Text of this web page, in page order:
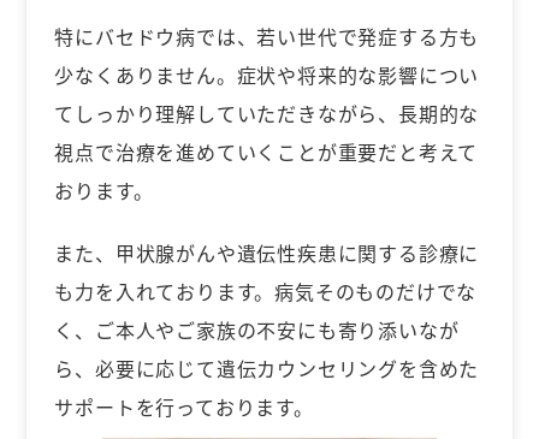
特にバセドウ病では、若い世代で発症する方も
少なくありません。症状や将来的な影響につい
てしっかり理解していただきながら、長期的な
視点で治療を進めていくことが重要だと考えて
おります。
また、甲状腺がんや遺伝性疾患に関する診療に
も力を入れております。病気そのものだけでな
く、ご本人やご家族の不安にも寄り添いなが
ら、必要に応じて遺伝カウンセリングを含めた
サポートを行っております。